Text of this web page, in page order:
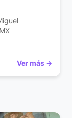
Ver más →